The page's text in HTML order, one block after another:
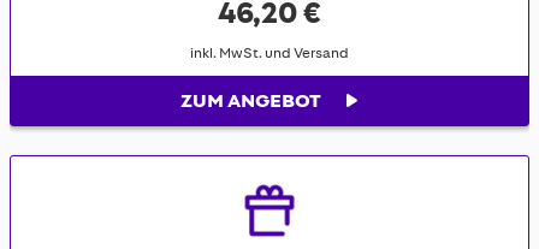
46,20 €
inkl. MwSt. und Versand
ZUM ANGEBOT